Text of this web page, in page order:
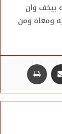
بيخف وان
ومعاه ومن
مشاركة عبر البريد